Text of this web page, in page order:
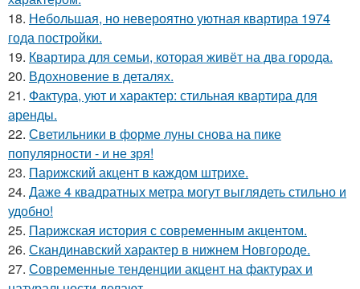
18. Небольшая, но невероятно уютная квартира 1974
года постройки.
19. Квартира для семьи, которая живёт на два города.
20. Вдохновение в деталях.
21. Фактура, уют и характер: стильная квартира для
аренды.
22. Светильники в форме луны снова на пике
популярности - и не зря!
23. Парижский акцент в каждом штрихе.
24. Даже 4 квадратных метра могут выглядеть стильно и
удобно!
25. Парижская история с современным акцентом.
26. Скандинавский характер в нижнем Новгороде.
27. Современные тенденции акцент на фактурах и